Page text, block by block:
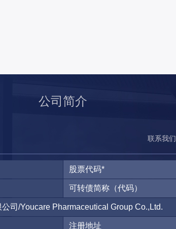
公司简介
联系我们
股票代码*
可转债简称（代码）
司/Youcare Pharmaceutical Group Co.,Ltd.
注册地址